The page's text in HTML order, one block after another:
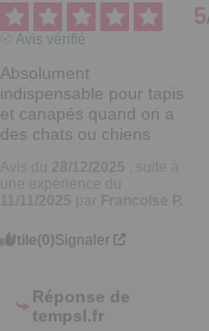
5
Avis vérifié
Absolument
indispensable pour tapis
et canapés quand on a
des chats ou chiens
28/12/2025
une expérience du
11/11/2025
par Francoise P.
Utile(0)Signaler
Réponse de
tempsl.fr